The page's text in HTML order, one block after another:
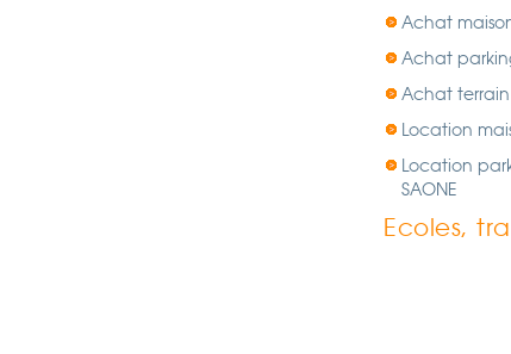
Achat maison
Achat
Achat terrain
Location
Location
SAONE
Ecoles,